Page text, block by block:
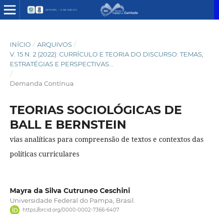
INÍCIO / ARQUIVOS /
V. 15 N. 2 (2022): CURRÍCULO E TEORIA DO DISCURSO: TEMAS,
ESTRATÉGIAS E PERSPECTIVAS...
/
Demanda Contínua
TEORIAS SOCIOLÓGICAS DE
BALL E BERNSTEIN
vias analíticas para compreensão de textos e contextos das
políticas curriculares
Mayra da Silva Cutruneo Ceschini
Universidade Federal do Pampa, Brasil.
https://orcid.org/0000-0002-7366-6407